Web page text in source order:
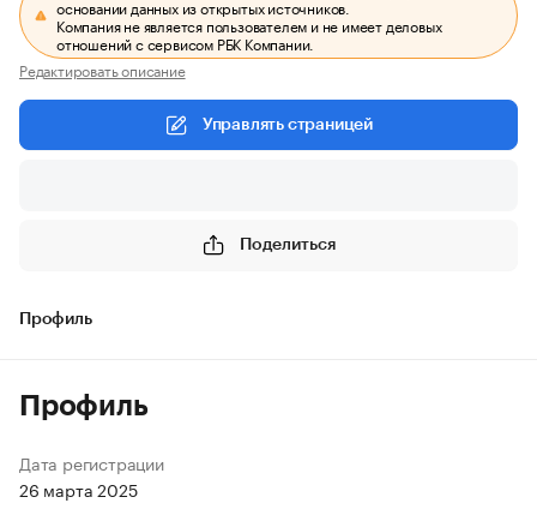
основании данных из открытых источников.
Компания не является пользователем и не имеет деловых
отношений с сервисом РБК Компании.
Редактировать описание
Управлять страницей
Поделиться
Профиль
Профиль
Дата регистрации
26 марта 2025